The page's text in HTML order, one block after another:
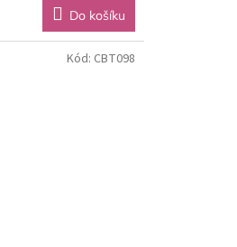
Do košíku
Kód: CBT098